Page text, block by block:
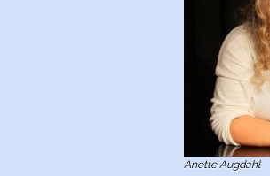
Anette Augdahl